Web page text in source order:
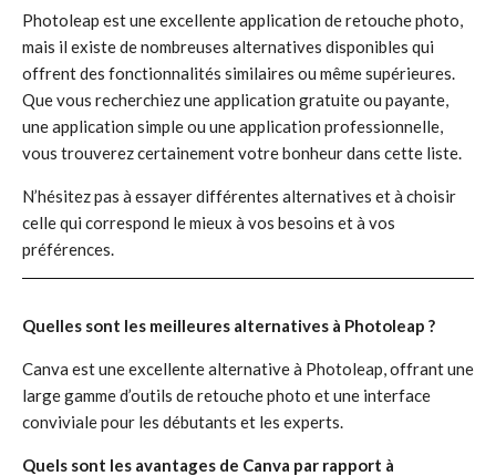
Photoleap est une excellente application de retouche photo,
mais il existe de nombreuses alternatives disponibles qui
offrent des fonctionnalités similaires ou même supérieures.
Que vous recherchiez une application gratuite ou payante,
une application simple ou une application professionnelle,
vous trouverez certainement votre bonheur dans cette liste.
N’hésitez pas à essayer différentes alternatives et à choisir
celle qui correspond le mieux à vos besoins et à vos
préférences.
Quelles sont les meilleures alternatives à Photoleap ?
Canva est une excellente alternative à Photoleap, offrant une
large gamme d’outils de retouche photo et une interface
conviviale pour les débutants et les experts.
Quels sont les avantages de Canva par rapport à